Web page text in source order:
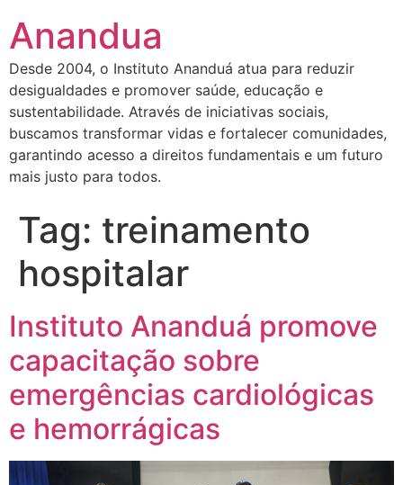
Anandua
Desde 2004, o Instituto Ananduá atua para reduzir
desigualdades e promover saúde, educação e
sustentabilidade. Através de iniciativas sociais,
buscamos transformar vidas e fortalecer comunidades,
garantindo acesso a direitos fundamentais e um futuro
mais justo para todos.
Tag: treinamento
hospitalar
Instituto Ananduá promove
capacitação sobre
emergências cardiológicas
e hemorrágicas